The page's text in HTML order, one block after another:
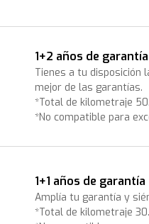
1+2 años de garantía
Tienes a tu disposición
mejor de las garantías.
*Total de kilometraje
*No compatible para
1+1 años de garantía
Amplía tu garantía y
*Total de kilometraje